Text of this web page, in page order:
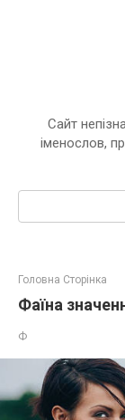
Сайт
іменослов,
Пошук:
Головна Сторінка
Фаїна
Ф